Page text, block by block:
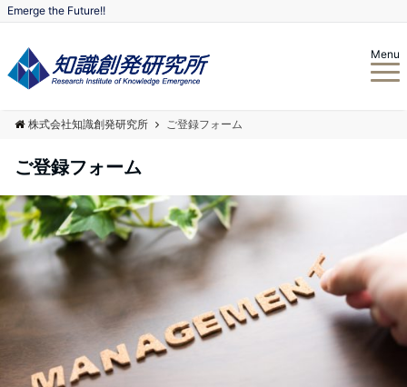
Emerge the Future!!
Menu
株式会社知識創発研究所 ご登録フォーム
ご登録フォーム